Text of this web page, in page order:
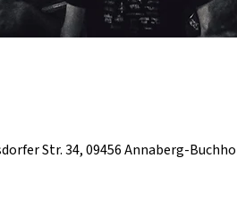
Str. 34, 09456 Annaberg-